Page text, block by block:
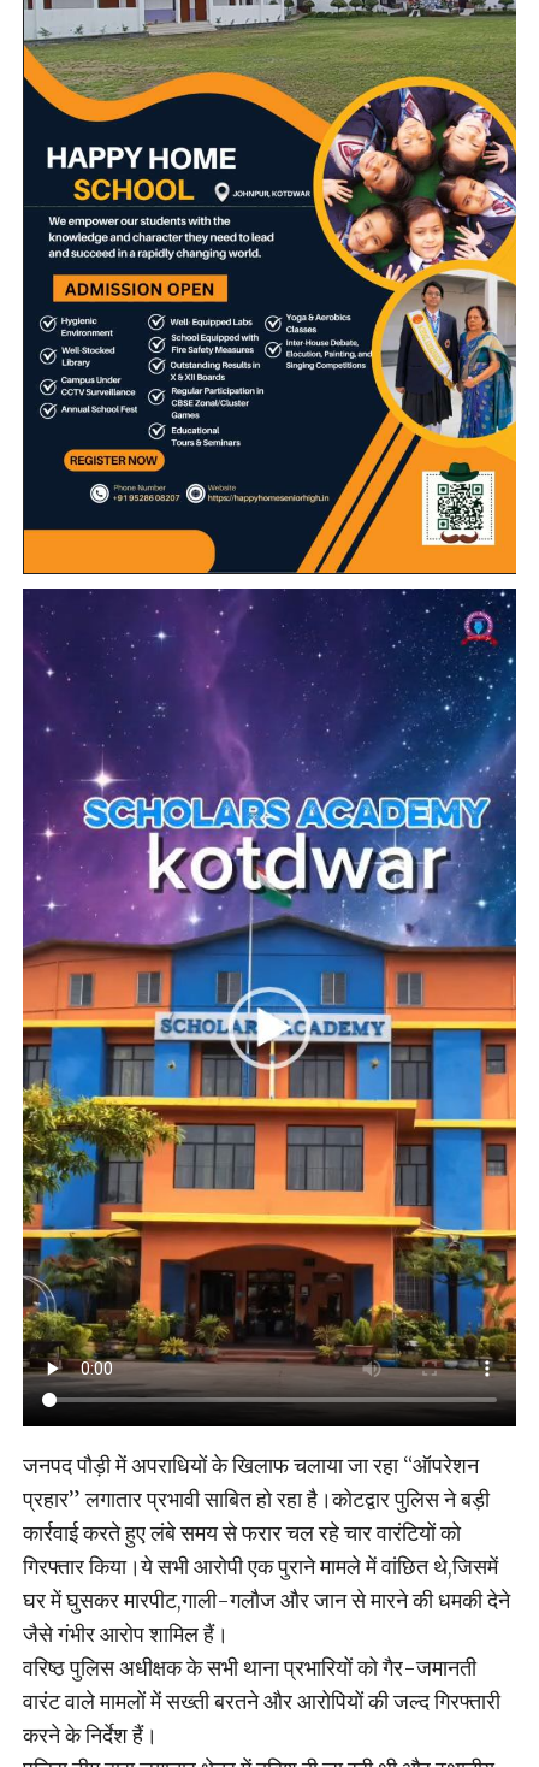
जनपद पौड़ी में अपराधियों के खिलाफ चलाया जा रहा “ऑपरेशन
प्रहार” लगातार प्रभावी साबित हो रहा है।कोटद्वार पुलिस ने बड़ी
कार्रवाई करते हुए लंबे समय से फरार चल रहे चार वारंटियों को
गिरफ्तार किया।ये सभी आरोपी एक पुराने मामले में वांछित थे,जिसमें
घर में घुसकर मारपीट,गाली-गलौज और जान से मारने की धमकी देने
जैसे गंभीर आरोप शामिल हैं।
वरिष्ठ पुलिस अधीक्षक के सभी थाना प्रभारियों को गैर-जमानती
वारंट वाले मामलों में सख्ती बरतने और आरोपियों की जल्द गिरफ्तारी
करने के निर्देश हैं।